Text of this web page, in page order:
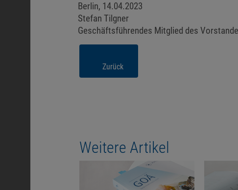
Berlin, 14.04.2023
Stefan Tilgner
Geschäftsführendes Mitglied des
Zurück
Weitere Artikel